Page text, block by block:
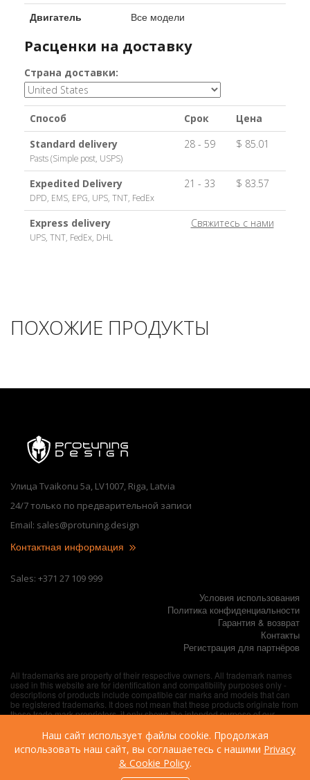
Двигатель
Все модели
Расценки на доставку
Страна доставки:
Способ Срок
Цена
Standard delivery
Pasts (Simple post, USPS)
28 - 59 $ 85.01
Expedited Delivery
DPD, EMS, EPG, UPS, TNT, FedEx
21 - 33 $ 83.57
Express delivery
UPS, TNT, FedEx, DHL
Свяжитесь с нами
ПОХОЖИЕ ПРОДУКТЫ
Улица Tvaikonu 5a, LV1007, Riga, Latvia
24/7 только по предварительной записи
Email: sales@protuning.design
Контактная информация
Sales: +371 27 109 999
Условия использования
Политика конфиденциальности
Гарантия & возврат
Контакты
Регистрация для партнёров
All trademarks are property of their respective owners. All trademark names
used in this website are for identification and compatibility purposes only -
descriptions of products include compatible car marks and models that can
be registered trademarks. It does not mean that these products originate from
these trade mark proprietors, it only shows the intended purpose of our
unless explicitly specified otherwise.
Наш сайт использует файлы cookie. Продолжая
использовать наш сайт, вы соглашаетесь с нашими Privacy
& Cookie Policy.